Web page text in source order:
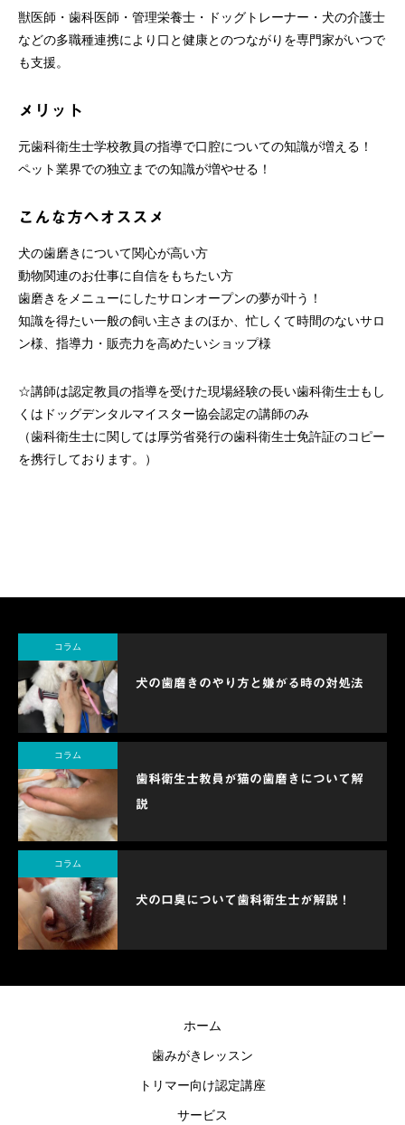
獣医師・歯科医師・管理栄養士・ドッグトレーナー・犬の介護士
などの多職種連携により口と健康とのつながりを専門家がいつで
も支援。
メリット
元歯科衛生士学校教員の指導で口腔についての知識が増える！
ペット業界での独立までの知識が増やせる！
こんな方へオススメ
犬の歯磨きについて関心が高い方
動物関連のお仕事に自信をもちたい方
歯磨きをメニューにしたサロンオープンの夢が叶う！
知識を得たい一般の飼い主さまのほか、忙しくて時間のないサロ
ン様、指導力・販売力を高めたいショップ様
☆講師は認定教員の指導を受けた現場経験の長い歯科衛生士もし
くはドッグデンタルマイスター協会認定の講師のみ
（歯科衛生士に関しては厚労省発行の歯科衛生士免許証のコピー
を携行しております。）
コラム
犬の歯磨きのやり方と嫌がる時の対処法
コラム
歯科衛生士教員が猫の歯磨きについて解
説
コラム
犬の口臭について歯科衛生士が解説！
ホーム
歯みがきレッスン
トリマー向け認定講座
サービス